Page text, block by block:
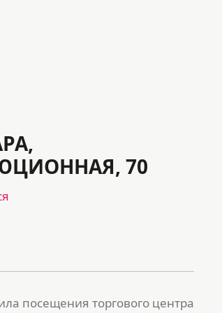
70
посещения торгового центра